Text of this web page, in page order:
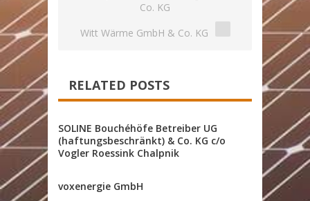
Co. KG
Witt Wärme GmbH & Co. KG
RELATED POSTS
SOLINE Bouchéhöfe Betreiber UG
(haftungsbeschränkt) & Co. KG c/o
Vogler Roessink Chalpnik
voxenergie GmbH